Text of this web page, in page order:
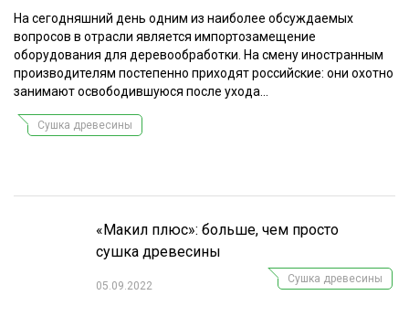
КОМПЛЕКСНАЯ ПЕРЕРАБОТКА
ЛЕСОПИЛЕНИЕ
ДЕРЕВЯННОЕ ДОМОСТРОЕНИЕ
На сегодняшний день одним из наиболее обсуждаемых
вопросов в отрасли является импортозамещение
оборудования для деревообработки. На смену иностранным
производителям постепенно приходят российские: они охотно
занимают освободившуюся после ухода...
Сушка древесины
«Макил плюс»: больше, чем просто
сушка древесины
05.09.2022
Сушка древесины